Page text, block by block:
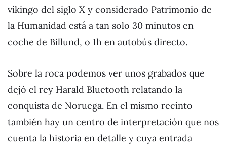
vikingo del siglo X y considerado Patrimonio de
la Humanidad está a tan solo 30 minutos en
coche de Billund, o 1h en autobús directo.
Sobre la roca podemos ver unos grabados que
dejó el rey Harald Bluetooth relatando la
conquista de Noruega. En el mismo recinto
también hay un centro de interpretación que nos
cuenta la historia en detalle y cuya entrada